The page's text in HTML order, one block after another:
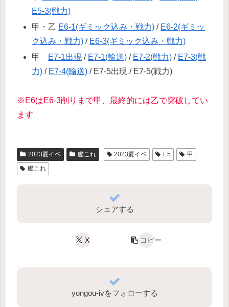
E5-3(戦力)
甲・乙 E6-1(ギミック込み・戦力) / E6-2(ギミッ
ク込み・戦力) / E6-3(ギミック込み・戦力)
甲
E7-1出現 / E7-1(輸送) / E7-2(戦力) / E7-3(戦
力) / E7-4(輸送) / E7-5出現 / E7-5(戦力)
※E6はE6-3削りまで甲、最終的には乙で突破してい
ます
2023夏イベ 艦これ 2023夏イベ E5
甲
艦これ
シェアする
X コピー
yongou-ivをフォローする